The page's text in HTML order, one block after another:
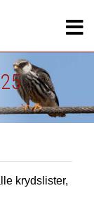
krydslister,